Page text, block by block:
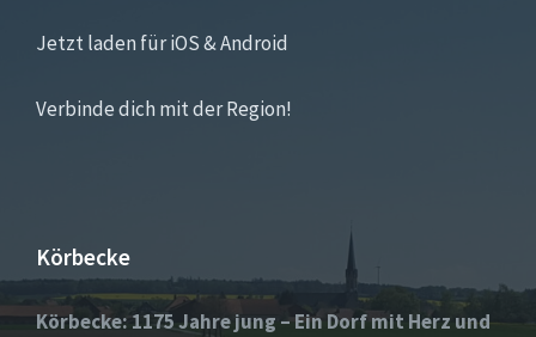
Jetzt laden für iOS & Android
Verbinde dich mit der Region!
Körbecke
Körbecke: 1175 Jahre jung – Ein Dorf mit Herz und